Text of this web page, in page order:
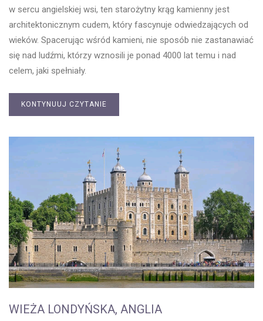
w sercu angielskiej wsi, ten starożytny krąg kamienny jest
architektonicznym cudem, który fascynuje odwiedzających od
wieków. Spacerując wśród kamieni, nie sposób nie zastanawiać
się nad ludźmi, którzy wznosili je ponad 4000 lat temu i nad
celem, jaki spełniały.
KONTYNUUJ CZYTANIE
WIEŻA LONDYŃSKA, ANGLIA